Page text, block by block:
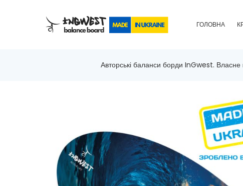
ГОЛОВНА
Авторські баланси борди InGwest. Власне